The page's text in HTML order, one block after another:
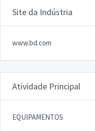
Site da Indústria
www.bd.com
Atividade Principal
EQUIPAMENTOS